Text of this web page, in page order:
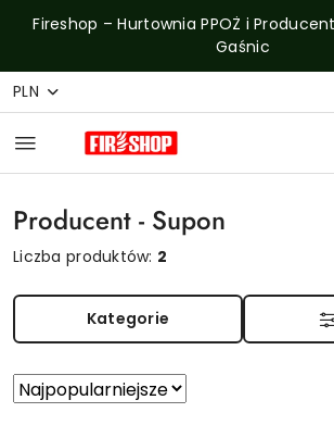
Przejdź do treści głównej
Przejdź do wyszukiwarki
Przejdź do moje konto
Przejdź do menu głównego
Przejdź do stopki
Fireshop – Hurtownia PPOŻ i
Gaśnic
PLN
Producent - Supon
Liczba produktów: 2
Kategorie
Zastosowano
sortowanie:
Sortuj
według